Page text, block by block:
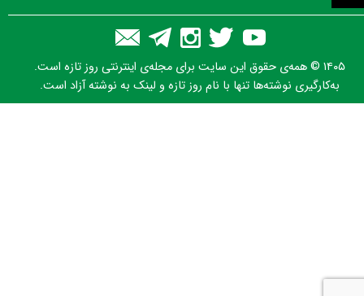
۱۴۰۵ © همه‌ی حقوق این سایت برای مجله‌ی اینترنتی روز تازه است.
به‌کارگیری نوشته‌ها تنها با نام روز تازه و لینک به نوشته آزاد است.